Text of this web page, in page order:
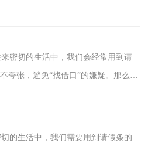
工请假条，仅供参考，欢...
密切的生活中，我们会经常用到请
夸张，避免“找借口”的嫌疑。那么，
精心整理的外出学习的....
的生活中，我们需要用到请假条的